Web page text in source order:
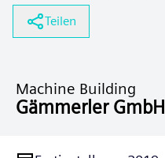
Teilen
Machine Building
Gämmerler GmbH